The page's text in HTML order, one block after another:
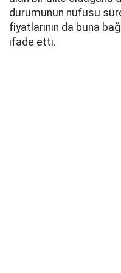
durumunun nüfusu
fiyatlarının da buna
ifade etti.